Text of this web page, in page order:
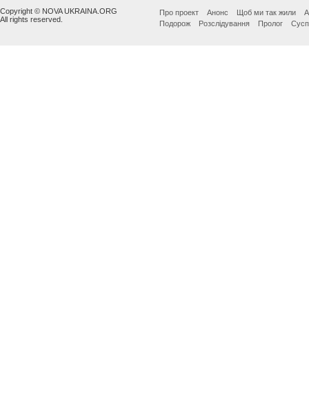
Copyright © NOVA UKRAINA.ORG
All rights reserved.
Про проект Анонс Щоб ми так жили
Подорож
Розслідування Пролог